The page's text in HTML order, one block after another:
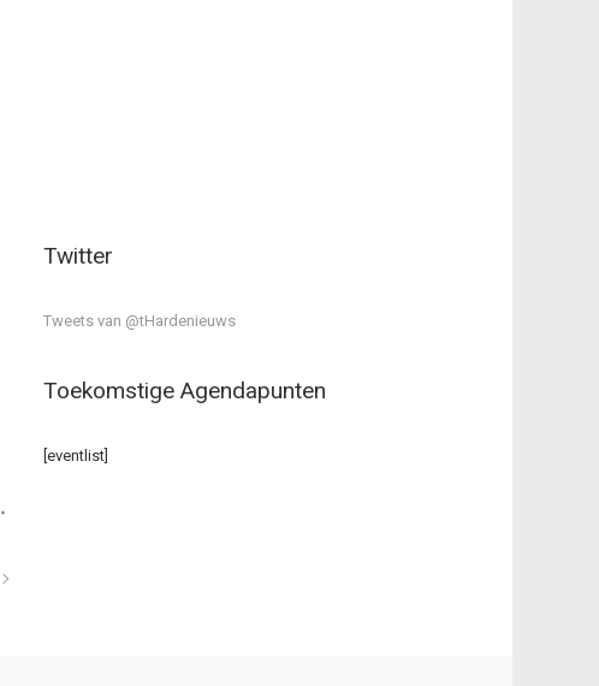
Twitter
Tweets van @tHardenieuws
Toekomstige Agendapunten
[eventlist]